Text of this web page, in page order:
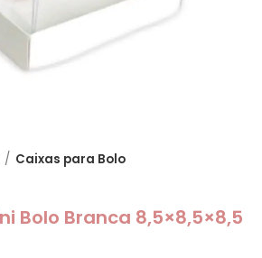
Caixas para Bolo
Bolo Branca 8,5×8,5×8,5